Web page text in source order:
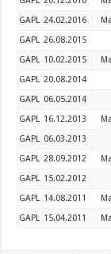
GAPL 24.02.2016
GAPL 26.08.2015
GAPL 10.02.2015
GAPL 20.08.2014
GAPL 06.05.2014
GAPL 16.12.2013
GAPL 06.03.2013
GAPL 28.09.2012
GAPL 15.02.2012
GAPL 14.08.2011
GAPL 15.04.2011